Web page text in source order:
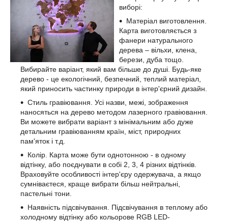
виборі:
Матеріал виготовлення.
Карта виготовляється з
фанери натурального
дерева – вільхи, клена,
берези, дуба тощо.
Вибирайте варіант, який вам більше до душі. Будь-яке
дерево - це екологічний, безпечний, теплий матеріал,
який приносить частинку природи в інтер'єрний дизайн.
Стиль гравіювання. Усі назви, межі, зображення
наносяться на дерево методом лазерного гравіювання.
Ви можете вибрати варіант з мінімальним або дуже
детальним гравіюванням країн, міст, природних
пам'яток і т.д.
Колір. Карта може бути однотонною - в одному
відтінку, або поєднувати в собі 2, 3, 4 різних відтінків.
Враховуйте особливості інтер'єру одержувача, а якщо
сумніваєтеся, краще вибрати більш нейтральні,
пастельні тони.
Наявність підсвічування. Підсвічування в теплому або
холодному відтінку або кольорове RGB LED-